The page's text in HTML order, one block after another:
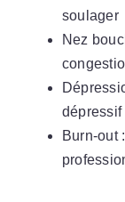
soulager
Nez
dépressif
Burn-out